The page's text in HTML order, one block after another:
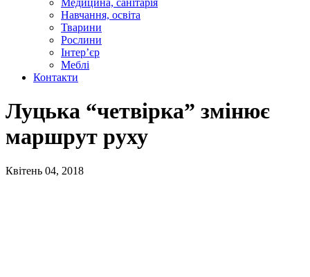
Медицина, санітарія
Навчання, освіта
Тварини
Рослини
Інтер’єр
Меблі
Контакти
Луцька “четвірка” змінює
маршрут руху
Квітень 04, 2018